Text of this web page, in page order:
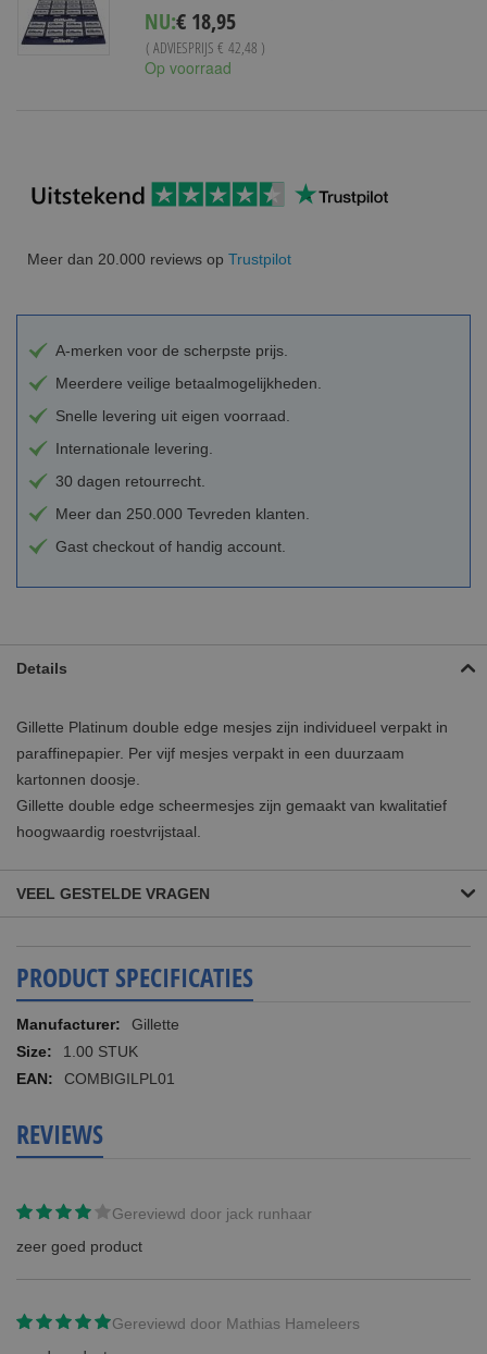
NU:Special
Price
€ 18,95
( ADVIESPRIJS € 42,48 )
Op voorraad
Meer dan 20.000 reviews op Trustpilot
A-merken voor de scherpste prijs.
Meerdere veilige betaalmogelijkheden.
Snelle levering uit eigen voorraad.
Internationale levering.
30 dagen retourrecht.
Meer dan 250.000 Tevreden klanten.
Gast checkout of handig account.
Details
Gillette Platinum double edge mesjes zijn individueel verpakt in
paraffinepapier. Per vijf mesjes verpakt in een duurzaam
kartonnen doosje.
Gillette double edge scheermesjes zijn gemaakt van kwalitatief
hoogwaardig roestvrijstaal.
VEEL GESTELDE VRAGEN
PRODUCT SPECIFICATIES
Meer
informatie
Gillette
1.00 STUK
COMBIGILPL01
REVIEWS
Gereviewd door jack runhaar
zeer goed product
Gereviewd door Mathias Hameleers